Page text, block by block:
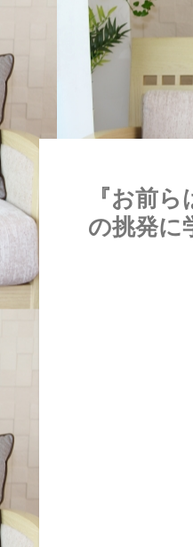
『お前
の挑発に